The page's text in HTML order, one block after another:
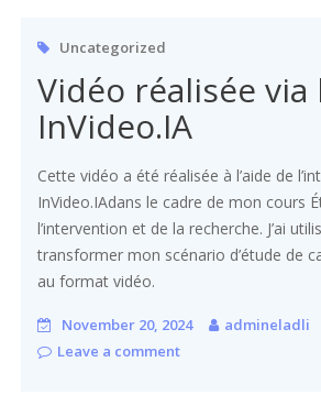
Uncategorized
Vidéo réalisée via
InVideo.IA
Cette vidéo a été réalisée à l’aide de
InVideo.IAdans le cadre de mon cours
l’intervention et de la recherche. J’ai
transformer mon scénario d’étude de
au format vidéo.
November 20, 2024
admineladli
Leave a comment